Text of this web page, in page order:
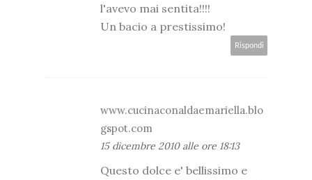
l'avevo mai sentita!!!!
Un bacio a prestissimo!
Rispondi
www.cucinaconaldaemariella.blo
gspot.com
15 dicembre 2010 alle ore 18:13
Questo dolce e' bellissimo e